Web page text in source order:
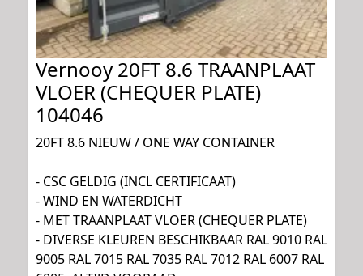
Vernooy 20FT 8.6 TRAANPLAAT
VLOER (CHEQUER PLATE)
104046
20FT 8.6 NIEUW / ONE WAY CONTAINER
- CSC GELDIG (INCL CERTIFICAAT)
- WIND EN WATERDICHT
- MET TRAANPLAAT VLOER (CHEQUER PLATE)
- DIVERSE KLEUREN BESCHIKBAAR RAL 9010 RAL
9005 RAL 7015 RAL 7035 RAL 7012 RAL 6007 RAL